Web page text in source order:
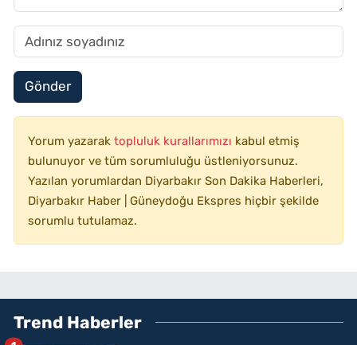
Gönder
Yorum yazarak topluluk kurallarımızı kabul etmiş
bulunuyor ve tüm sorumluluğu üstleniyorsunuz.
Yazılan yorumlardan Diyarbakır Son Dakika Haberleri,
Diyarbakır Haber | Güneydoğu Ekspres hiçbir şekilde
sorumlu tutulamaz.
Trend Haberler